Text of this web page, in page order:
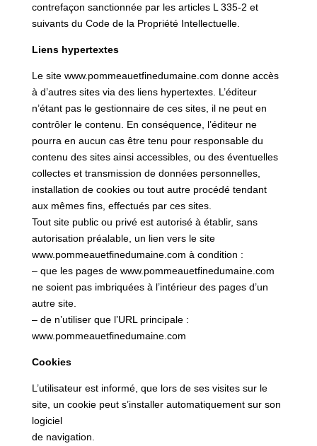
contrefaçon sanctionnée par les articles L 335-2 et
suivants du Code de la Propriété Intellectuelle.
Liens hypertextes
Le site www.pommeauetfinedumaine.com donne accès
à d’autres sites via des liens hypertextes. L’éditeur
n’étant pas le gestionnaire de ces sites, il ne peut en
contrôler le contenu. En conséquence, l’éditeur ne
pourra en aucun cas être tenu pour responsable du
contenu des sites ainsi accessibles, ou des éventuelles
collectes et transmission de données personnelles,
installation de cookies ou tout autre procédé tendant
aux mêmes fins, effectués par ces sites.
Tout site public ou privé est autorisé à établir, sans
autorisation préalable, un lien vers le site
www.pommeauetfinedumaine.com à condition :
– que les pages de www.pommeauetfinedumaine.com
ne soient pas imbriquées à l’intérieur des pages d’un
autre site.
– de n’utiliser que l’URL principale :
www.pommeauetfinedumaine.com
Cookies
L’utilisateur est informé, que lors de ses visites sur le
site, un cookie peut s’installer automatiquement sur son
logiciel
de navigation.